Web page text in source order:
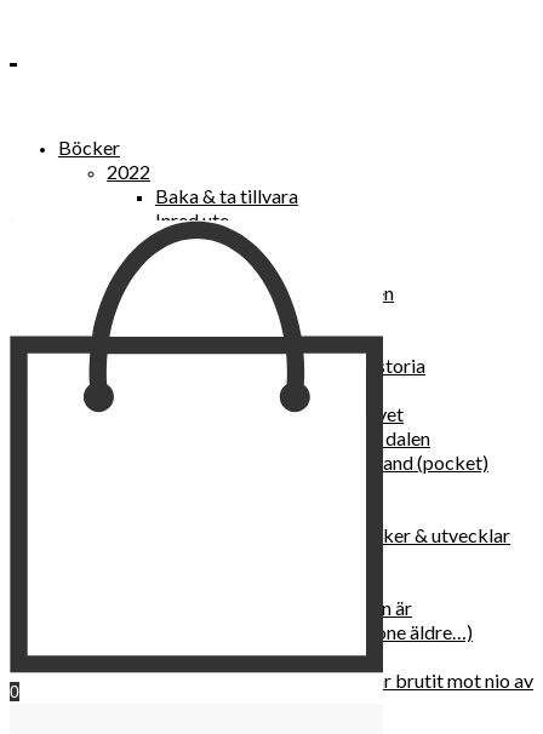
Böcker
2022
Baka & ta tillvara
Inred ute
Power Women
2021
Kvinnan som lekte med elden
“Vi vill nytt, vi begär plats”
Sånger vid avgrunden
Vattenvarelser : en kulturhistoria
Sannas fastebok
Happy skin : ung hud hela livet
Det lilla pensionatet i gröna dalen
I trygghetsnarkomanernas land (pocket)
Self Love – hur du läker, stärker & utvecklar
Hur du blir parisisk var du än är
Äldre och klokare (åtminstone äldre…)
Häxans kokbok
Gud gav oss tio bud – jag har brutit mot nio av
0